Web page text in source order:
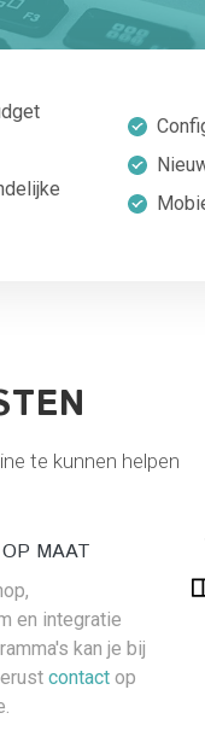
te kunnen helpen
MAAT
en integratie
kan je bij
contact op